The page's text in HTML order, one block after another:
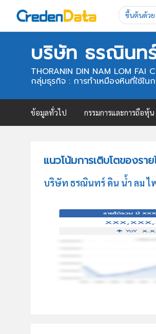
ขึ้นต้นด้วย
บริษัท ธรณินท
THORANIN DIN NAM LOM FAI
กลุ่มธุรกิจ : การทำเหมืองหินที่ใช้ใน
ข้อมูลทั่วไป กรรมการและการถือหุ้น
แนวโน้มการเติบโตของร
บริษัท ธรณินทร์ ดิน น้ำ ลม ไฟ